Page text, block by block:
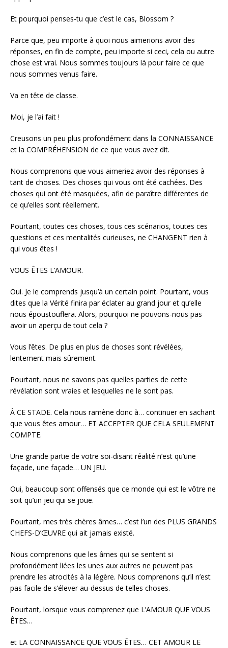
Et pourquoi penses-tu que c’est le cas, Blossom ?
Parce que, peu importe à quoi nous aimerions avoir des
réponses, en fin de compte, peu importe si ceci, cela ou autre
chose est vrai. Nous sommes toujours là pour faire ce que
nous sommes venus faire.
Va en tête de classe.
Moi, je l’ai fait !
Creusons un peu plus profondément dans la CONNAISSANCE
et la COMPRÉHENSION de ce que vous avez dit.
Nous comprenons que vous aimeriez avoir des réponses à
tant de choses. Des choses qui vous ont été cachées. Des
choses qui ont été masquées, afin de paraître différentes de
ce qu’elles sont réellement.
Pourtant, toutes ces choses, tous ces scénarios, toutes ces
questions et ces mentalités curieuses, ne CHANGENT rien à
qui vous êtes !
VOUS ÊTES L’AMOUR.
Oui. Je le comprends jusqu’à un certain point. Pourtant, vous
dites que la Vérité finira par éclater au grand jour et qu’elle
nous époustouflera. Alors, pourquoi ne pouvons-nous pas
avoir un aperçu de tout cela ?
Vous l’êtes. De plus en plus de choses sont révélées,
lentement mais sûrement.
Pourtant, nous ne savons pas quelles parties de cette
révélation sont vraies et lesquelles ne le sont pas.
À CE STADE. Cela nous ramène donc à… continuer en sachant
que vous êtes amour… ET ACCEPTER QUE CELA SEULEMENT
COMPTE.
Une grande partie de votre soi-disant réalité n’est qu’une
façade, une façade… UN JEU.
Oui, beaucoup sont offensés que ce monde qui est le vôtre ne
soit qu’un jeu qui se joue.
Pourtant, mes très chères âmes… c’est l’un des PLUS GRANDS
CHEFS-D’ŒUVRE qui ait jamais existé.
Nous comprenons que les âmes qui se sentent si
profondément liées les unes aux autres ne peuvent pas
prendre les atrocités à la légère. Nous comprenons qu’il n’est
pas facile de s’élever au-dessus de telles choses.
Pourtant, lorsque vous comprenez que L’AMOUR QUE VOUS
ÊTES…
et LA CONNAISSANCE QUE VOUS ÊTES… CET AMOUR LE